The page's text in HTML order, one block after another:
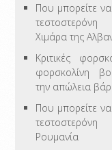
Που μπορείτε
Χιμάρα της
Κριτικές
φορσκολίνη
την απώλεια
Που μπορείτε
Ρουμανία